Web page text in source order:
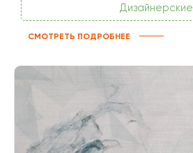
Дизайнерские
СМОТРЕТЬ ПОДРОБНЕЕ